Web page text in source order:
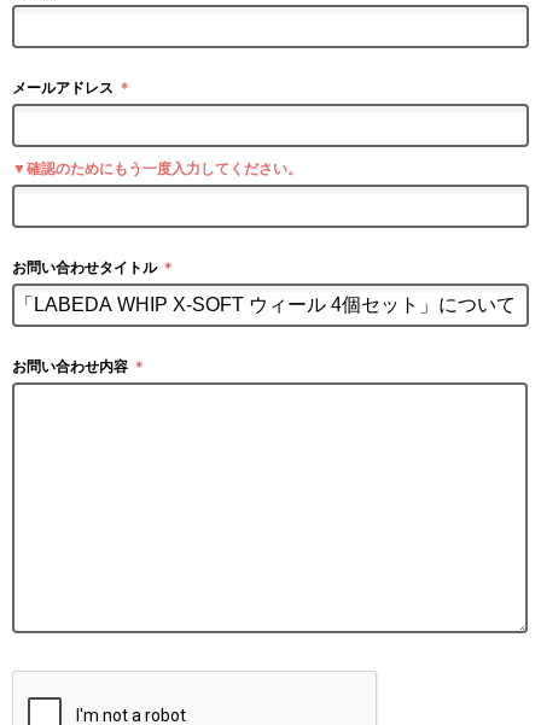
メールアドレス ＊
▼確認のためにもう一度入力してください。
お問い合わせタイトル ＊
お問い合わせ内容 ＊